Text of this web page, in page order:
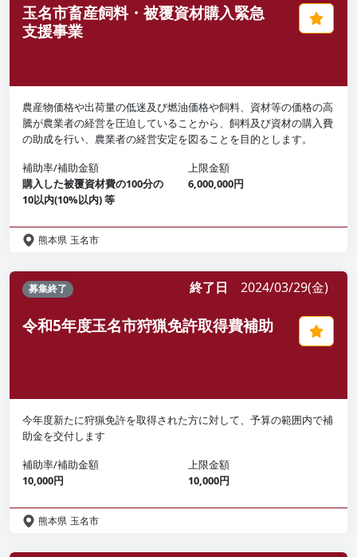
玉名市畜産飼料・被覆資材購入緊急
支援事業
農産物価格や出荷量の低迷及び燃油価格や飼料、資材等の価格の高
騰が農業者の経営を圧迫していることから、飼料及び資材の購入費
の助成を行い、農業者の経営安定を図ることを目的とします。
補助率/補助金額
購入した被覆資材費の100分の
10以内(10%以内) 等
上限金額
6,000,000円
熊本県 玉名市
募集終了 終了日 2024/03/29(金)
令和5年度玉名市狩猟免許取得費補助
今年度新たに狩猟免許を取得された方に対して、予算の範囲内で補
助金を交付します
補助率/補助金額
10,000円
上限金額
10,000円
熊本県 玉名市